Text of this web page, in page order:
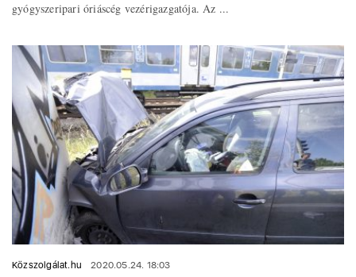
gyógyszeripari óriáscég vezérigazgatója. Az ...
Közszolgálat.hu 2020.05.24. 18:03